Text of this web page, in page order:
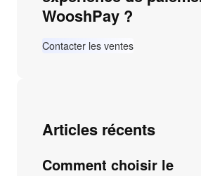
WooshPay ?
Contacter les ventes
Articles récents
Comment choisir le